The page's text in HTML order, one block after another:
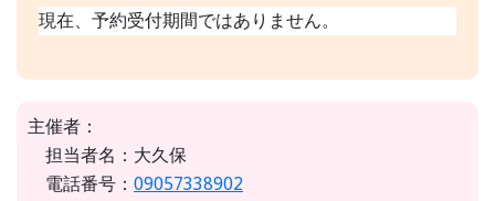
現在、予約受付期間ではありません。
主催者：
担当者名：大久保
電話番号： 09057338902